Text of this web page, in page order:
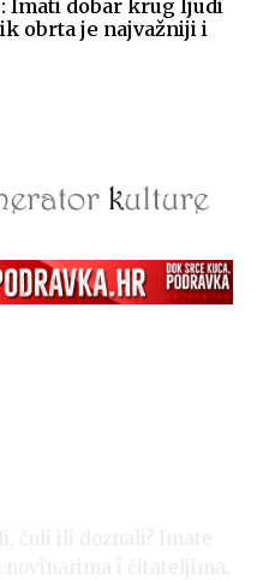
Imati dobar krug ljudi
obrta je najvažniji i